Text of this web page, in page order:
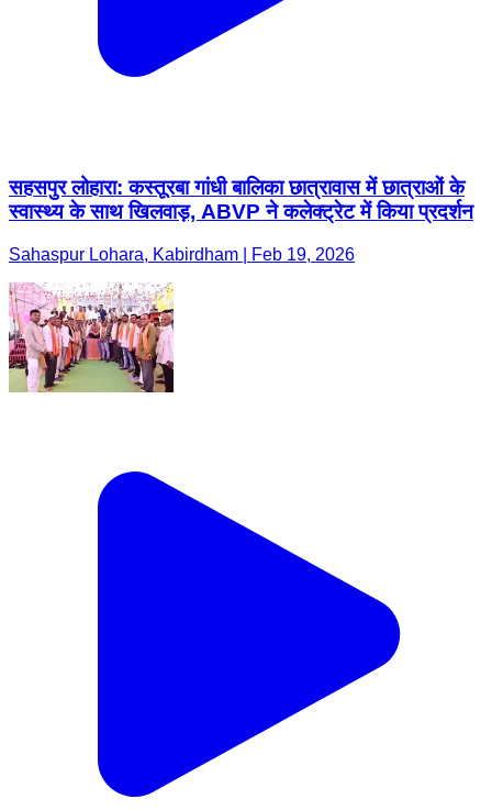
सहसपुर लोहारा: कस्तूरबा गांधी बालिका छात्रावास में छात्राओं के
स्वास्थ्य के साथ खिलवाड़, ABVP ने कलेक्ट्रेट में किया प्रदर्शन
Sahaspur Lohara, Kabirdham | Feb 19, 2026